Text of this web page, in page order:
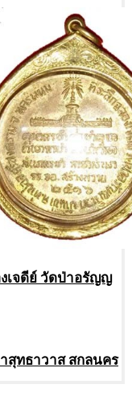
เจดีย์ วัดป่าอรัญญ
สุทธาวาส สกลนคร